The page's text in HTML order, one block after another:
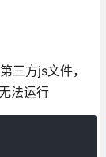
三方js文件，
法运行